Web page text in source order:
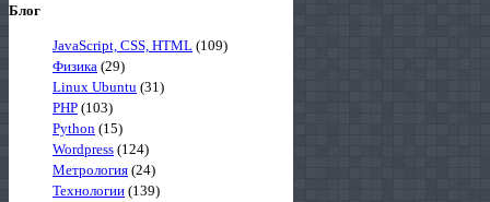
Блог
JavaScript, CSS, HTML (109)
Физика (29)
Linux Ubuntu (31)
PHP (103)
Python (15)
Wordpress (124)
Метрология (24)
Технологии (139)